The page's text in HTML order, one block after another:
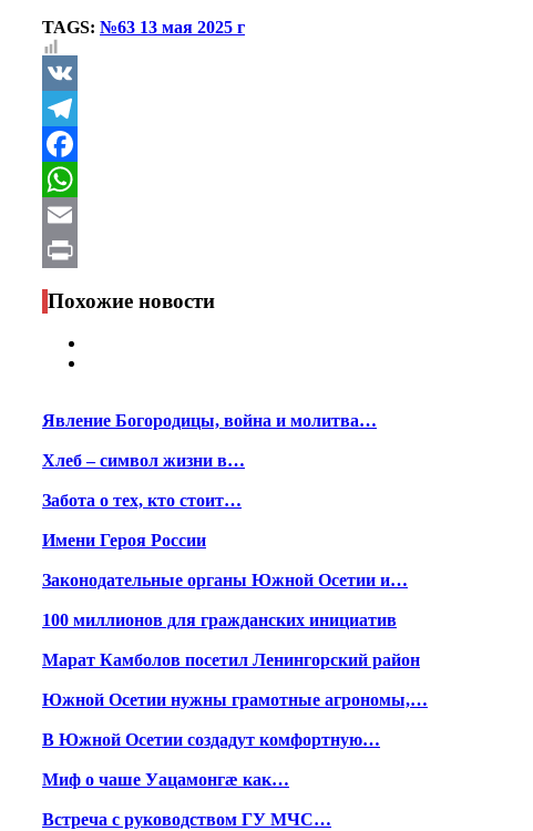
TAGS: №63 13 мая 2025 г
VK
Telegram
Facebook
WhatsApp
Email
Print
Похожие новости
Явление Богородицы, война и молитва…
Хлеб – символ жизни в…
Забота о тех, кто стоит…
Имени Героя России
Законодательные органы Южной Осетии и…
100 миллионов для гражданских инициатив
Марат Камболов посетил Ленингорский район
Южной Осетии нужны грамотные агрономы,…
В Южной Осетии создадут комфортную…
Миф о чаше Уацамонгæ как…
Встреча с руководством ГУ МЧС…